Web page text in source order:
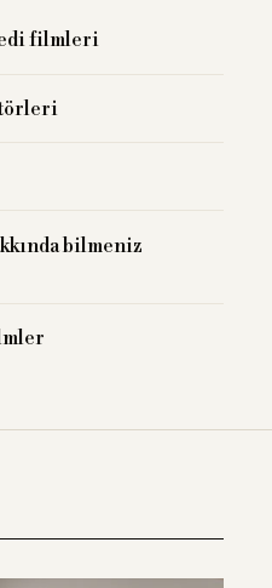
filmleri
bilmeniz